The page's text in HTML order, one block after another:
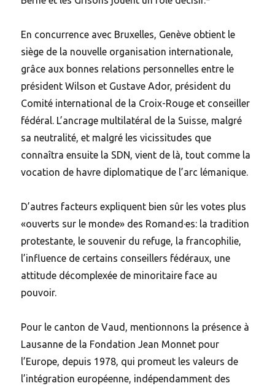
En concurrence avec Bruxelles, Genève obtient le
siège de la nouvelle organisation internationale,
grâce aux bonnes relations personnelles entre le
président Wilson et Gustave Ador, président du
Comité international de la Croix-Rouge et conseiller
fédéral. L’ancrage multilatéral de la Suisse, malgré
sa neutralité, et malgré les vicissitudes que
connaîtra ensuite la SDN, vient de là, tout comme la
vocation de havre diplomatique de l’arc lémanique.
D’autres facteurs expliquent bien sûr les votes plus
«ouverts sur le monde» des Romand·es: la tradition
protestante, le souvenir du refuge, la francophilie,
l’influence de certains conseillers fédéraux, une
attitude décomplexée de minoritaire face au
pouvoir.
Pour le canton de Vaud, mentionnons la présence à
Lausanne de la Fondation Jean Monnet pour
l’Europe, depuis 1978, qui promeut les valeurs de
l’intégration européenne, indépendamment des